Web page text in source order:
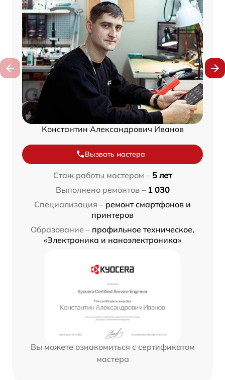
Константин Александрович Иванов
Вызвать мастера
Стаж работы мастером – 5 лет
Выполнено ремонтов – 1 030
Специализация – ремонт смартфонов и
принтеров
Образование – профильное техническое,
«Электроника и наноэлектроника»
Вы можете ознакомиться с сертификатом
мастера